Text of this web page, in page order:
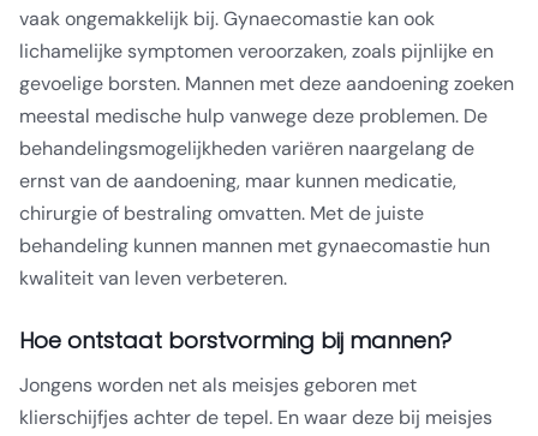
vaak ongemakkelijk bij. Gynaecomastie kan ook
lichamelijke symptomen veroorzaken, zoals pijnlijke en
gevoelige borsten. Mannen met deze aandoening zoeken
meestal medische hulp vanwege deze problemen. De
behandelingsmogelijkheden variëren naargelang de
ernst van de aandoening, maar kunnen medicatie,
chirurgie of bestraling omvatten. Met de juiste
behandeling kunnen mannen met gynaecomastie hun
kwaliteit van leven verbeteren.
Hoe ontstaat borstvorming bij mannen?
Jongens worden net als meisjes geboren met
klierschijfjes achter de tepel. En waar deze bij meisjes